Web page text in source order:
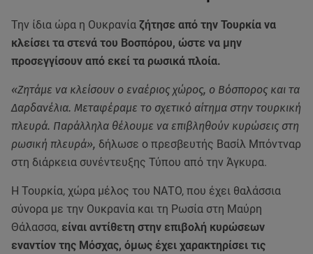
Την ίδια ώρα η Ουκρανία ζήτησε από την Τουρκία να
κλείσει τα στενά του Βοσπόρου, ώστε να μην
προσεγγίσουν από εκεί τα ρωσικά πλοία.
«Ζητάμε να κλείσουν ο εναέριος χώρος, ο Βόσπορος και τα
Δαρδανέλια. Μεταφέραμε το σχετικό αίτημα στην τουρκική
πλευρά. Παράλληλα θέλουμε να επιβληθούν κυρώσεις στη
ρωσική πλευρά», δήλωσε ο πρεσβευτής Βασίλ Μπόντναρ
στη διάρκεια συνέντευξης Τύπου από την Άγκυρα.
Η Τουρκία, χώρα μέλος του ΝΑΤΟ, που έχει θαλάσσια
σύνορα με την Ουκρανία και τη Ρωσία στη Μαύρη
Θάλασσα, είναι αντίθετη στην επιβολή κυρώσεων
εναντίον της Μόσχας, όμως έχει χαρακτηρίσει τις